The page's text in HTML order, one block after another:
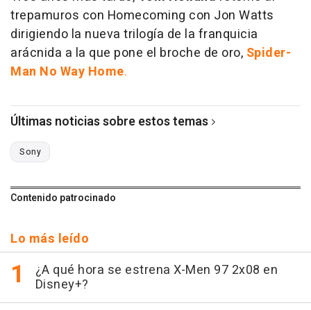
trepamuros con Homecoming con Jon Watts
dirigiendo la nueva trilogía de la franquicia
arácnida a la que pone el broche de oro, Spider-
Man No Way Home.
Últimas noticias sobre estos temas
Sony
Contenido patrocinado
Lo más leído
¿A qué hora se estrena X-Men 97 2x08 en
Disney+?